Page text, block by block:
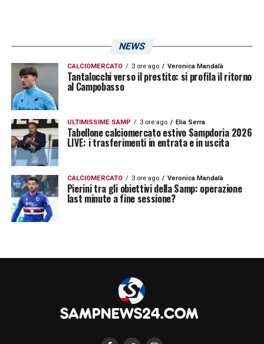
NEWS
CALCIOMERCATO 3 ore ago Veronica Mandalà
Tantalocchi verso il prestito: si profila il ritorno
al Campobasso
ULTIMISSIME SAMP 3 ore ago Elia Serra
Tabellone calciomercato estivo Sampdoria 2026
LIVE: i trasferimenti in entrata e in uscita
CALCIOMERCATO 3 ore ago Veronica Mandalà
Pierini tra gli obiettivi della Samp: operazione
last minute a fine sessione?